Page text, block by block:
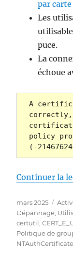
par carte
Les
puce.
La
échoue
A
correctly,
policy
(-
Continuer la
Publié
le
mars 2025
Dépannage
certutil ,
Politique de